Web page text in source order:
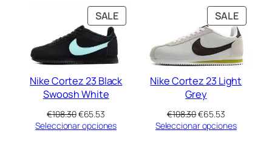
SALEPRODUCT
ON
Nike Cortez 23 Black
Swoosh White
€108.30El
precio
€65.53
precio
Seleccionar opciones
SALE
ON
SALE
Nike Cortez 23 Light
Grey
€108.30El
precio
€65.53El
precio
Seleccionar opciones